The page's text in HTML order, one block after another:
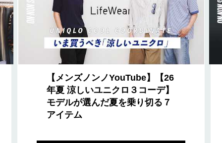
【メンズノンノYouTube】【26
年夏 涼しいユニクロ３コーデ】
モデルが選んだ夏を乗り切る７
アイテム